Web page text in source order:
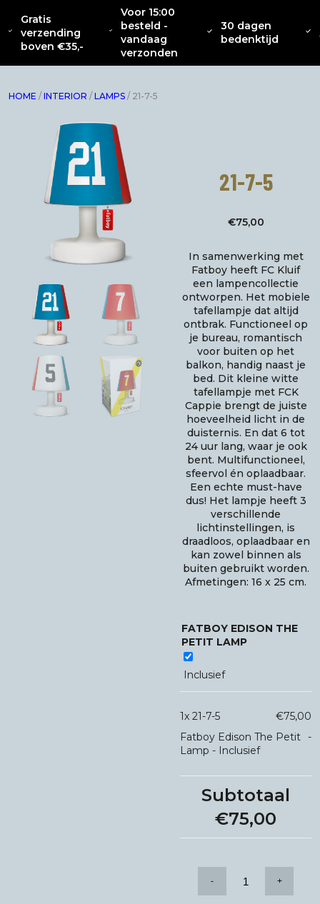
Gratis
verzending
boven €35,-
Voor 15:00
besteld -
vandaag
verzonden
30 dagen
bedenktijd
OVER
ONS
NIEUW
CATENACCIO
COLLECTIE
KLEDING INTERIEUR
HOME / INTERIOR / LAMPS / 21-7-5
21-7-5
€75,00
In samenwerking met
Fatboy heeft FC Kluif
een lampencollectie
ontworpen. Het mobiele
tafellampje dat altijd
ontbrak. Functioneel op
je bureau, romantisch
voor buiten op het
balkon, handig naast je
bed. Dit kleine witte
tafellampje met FCK
Cappie brengt de juiste
hoeveelheid licht in de
duisternis. En dat 6 tot
24 uur lang, waar je ook
bent. Multifunctioneel,
sfeervol én oplaadbaar.
Een echte must-have
dus! Het lampje heeft 3
verschillende
lichtinstellingen, is
draadloos, oplaadbaar en
kan zowel binnen als
buiten gebruikt worden.
Afmetingen: 16 x 25 cm.
FATBOY EDISON THE
PETIT LAMP
Inclusief
1x21-7-5
€75,00
Fatboy Edison The Petit
Lamp - Inclusief
-
Subtotaal
€75,00
7-